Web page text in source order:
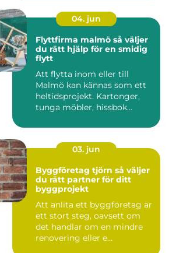
04. jun
Flyttfirma malmö så väljer
du rätt hjälp för en smidig
flytt
Att flytta inom eller till
Malmö kan kännas som ett
heltidsprojekt. Kartonger,
tunga möbler, hissbok...
03. jun
Byggföretag tjörn så väljer
du rätt partner för ditt
byggprojekt
Att anlita ett byggföretag är
ett stort steg, oavsett om
det handlar om en mindre
renovering eller e...